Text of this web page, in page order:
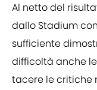
Al netto del
dallo Stadium
sufficiente
difficoltà anche
tacere le critiche